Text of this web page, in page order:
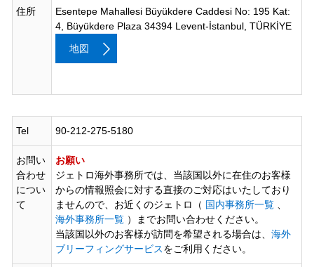
住所
Esentepe Mahallesi Büyükdere Caddesi No: 195 Kat:
4, Büyükdere Plaza 34394 Levent-İstanbul, TÜRKİYE
地図
Tel 90-212-275-5180
お問い
合わせ
につい
て
お願い
ジェトロ海外事務所では、当該国以外に在住のお客様
からの情報照会に対する直接のご対応はいたしており
ませんので、お近くのジェトロ（ 国内事務所一覧、
海外事務所一覧）までお問い合わせください。
当該国以外のお客様が訪問を希望される場合は、 海外
ブリーフィングサービスをご利用ください。